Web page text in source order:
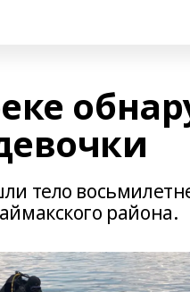
тело
района.